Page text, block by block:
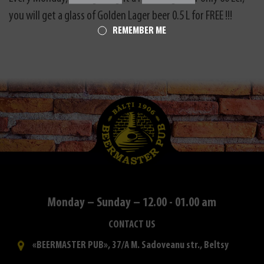
you will get a glass of Golden Lager beer 0.5 L for FREE !!!
Monday – Sunday – 12.00 - 01.00 am
CONTACT US
«BEERMASTER PUB», 37/A M. Sadoveanu str., Beltsy
REMEMBER ME